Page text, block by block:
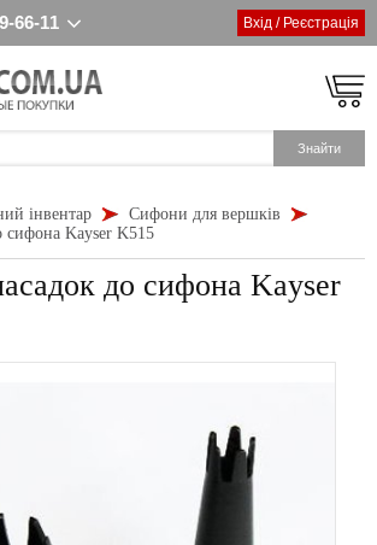
66-11 Вхід / Реєстрація
інвентар
Сифони для вершків
сифона Kayser K515
до сифона Kayser